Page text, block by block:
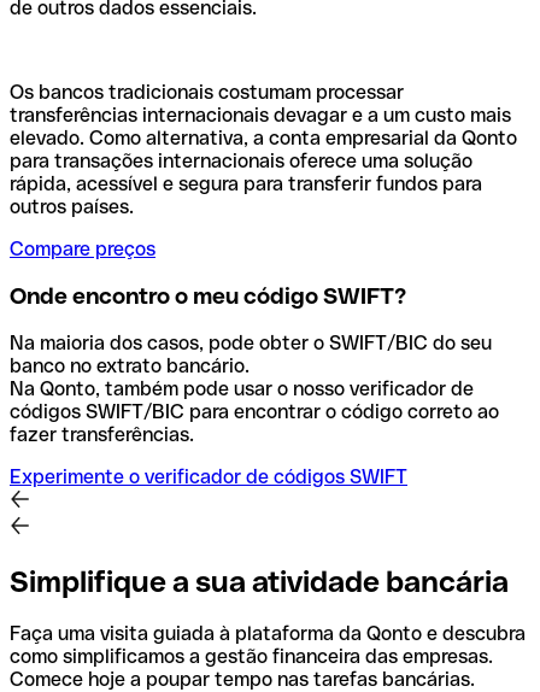
de outros dados essenciais.
Os bancos tradicionais costumam processar
transferências internacionais devagar e a um custo mais
elevado. Como alternativa, a conta empresarial da Qonto
para transações internacionais oferece uma solução
rápida, acessível e segura para transferir fundos para
outros países.
Compare preços
Onde encontro o meu código SWIFT?
Na maioria dos casos, pode obter o SWIFT/BIC do seu
banco no extrato bancário.
Na Qonto, também pode usar o nosso verificador de
códigos SWIFT/BIC para encontrar o código correto ao
fazer transferências.
Experimente o verificador de códigos SWIFT
Simplifique a sua atividade bancária
Faça uma visita guiada à plataforma da Qonto e descubra
como simplificamos a gestão financeira das empresas.
Comece hoje a poupar tempo nas tarefas bancárias.